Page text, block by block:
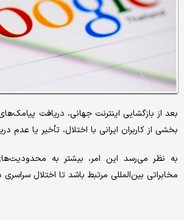
بعد از بازگشایی اینترنت جهانی، دریافت
بخشی از کاربران ایرانی با اختلال، تأخیر یا
به نظر می‌رسد این امر، بیشتر به
مخابراتی بین‌المللی مرتبط باشد تا اختلال